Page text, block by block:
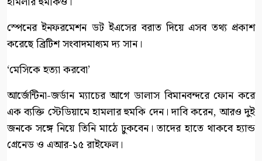
স্পেনের ইনফরমেশন ডট ইএসের বরাত দিয়ে এসব তথ্য প্রকাশ
করেছে ব্রিটিশ সংবাদমাধ্যম দ্য সান।
‘মেসিকে হত্যা করবো’
আর্জেন্টিনা-জর্ডান ম্যাচের আগে ডালাস বিমানবন্দরে ফোন করে
এক ব্যক্তি স্টেডিয়ামে হামলার হুমকি দেন। দাবি করেন, আরও দুই
জনকে সঙ্গে নিয়ে তিনি মাঠে ঢুকবেন। তাদের হাতে থাকবে হ্যান্ড
গ্রেনেড ও এআর-১৫ রাইফেল।